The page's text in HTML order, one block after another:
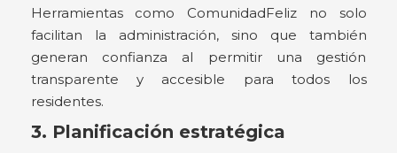
Herramientas como ComunidadFeliz no solo
facilitan la administración, sino que también
generan confianza al permitir una gestión
transparente y accesible para todos los
residentes.
3. Planificación estratégica